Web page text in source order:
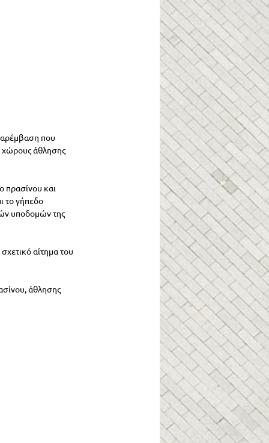
που
χώρους άθλησης
πρασίνου και
το γήπεδο
υποδομών της
αίτημα του
άθλησης